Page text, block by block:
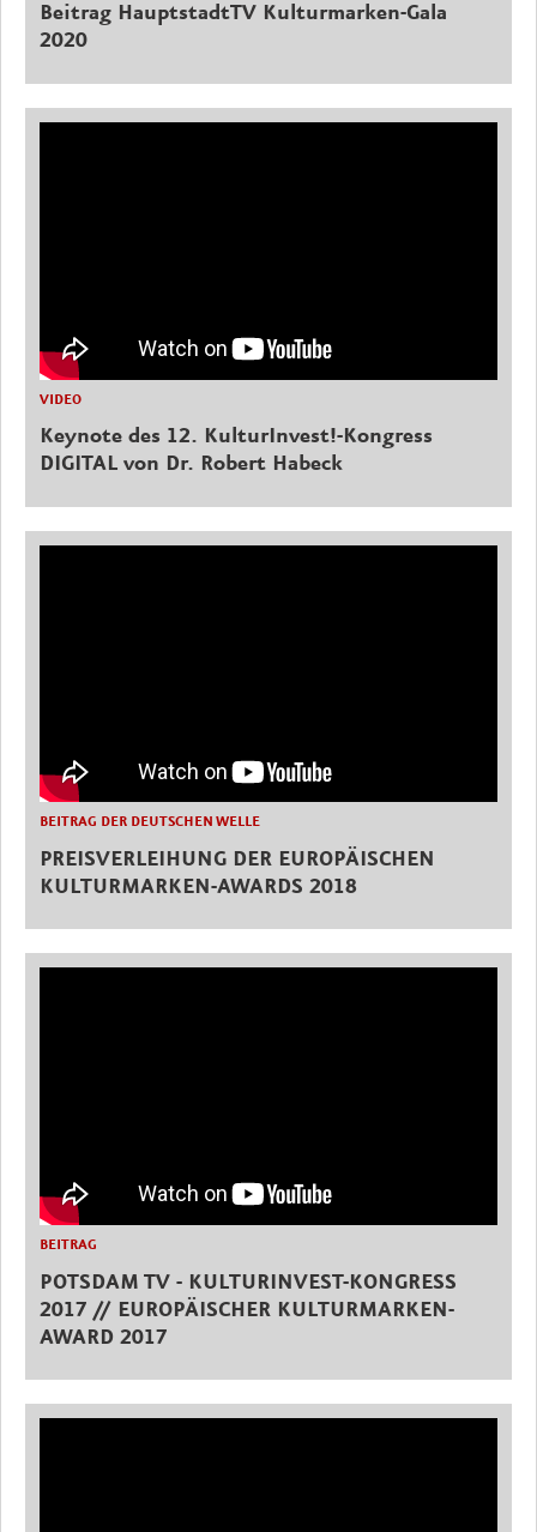
Beitrag HauptstadtTV Kulturmarken-Gala
2020
VIDEO
Keynote des 12. KulturInvest!-Kongress
DIGITAL von Dr. Robert Habeck
BEITRAG DER DEUTSCHEN WELLE
PREISVERLEIHUNG DER EUROPÄISCHEN
KULTURMARKEN-AWARDS 2018
BEITRAG
POTSDAM TV - KULTURINVEST-KONGRESS
2017 // EUROPÄISCHER KULTURMARKEN-
AWARD 2017